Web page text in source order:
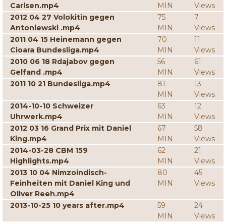
Carlsen.mp4
MIN
Views
2012 04 27 Volokitin gegen
Antoniewski .mp4
75
MIN
7
Views
2011 04 15 Heinemann gegen
Cioara Bundesliga.mp4
70
MIN
11
Views
2010 06 18 Rdajabov gegen
Gelfand .mp4
56
MIN
61
Views
2011 10 21 Bundesliga.mp4
81
MIN
13
Views
2014-10-10 Schweizer
Uhrwerk.mp4
63
MIN
12
Views
2012 03 16 Grand Prix mit Daniel
King.mp4
67
MIN
58
Views
2014-03-28 CBM 159
Highlights.mp4
62
MIN
21
Views
2013 10 04 Nimzoindisch-
Feinheiten mit Daniel King und
Oliver Reeh.mp4
80
MIN
45
Views
2013-10-25 10 years after.mp4
59
MIN
24
Views